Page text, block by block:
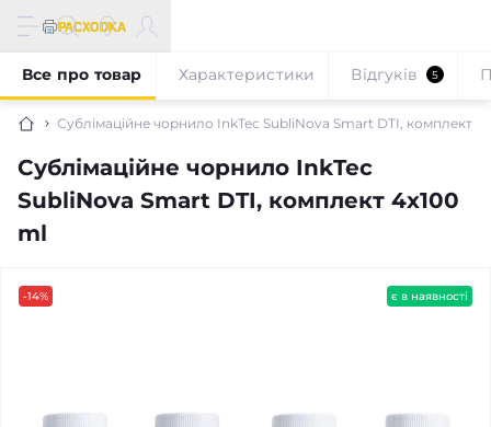
Сублімаційне чорнило InkTec SubliNova Smart DTI, комплект
Сублімаційне чорнило InkTec
SubliNova Smart DTI, комплект 4x100
ml
Все про товар Характеристики Відгуків 5
-14% є в наявності